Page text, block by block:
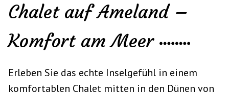
Chalet auf Ameland –
Komfort am Meer
Erleben Sie das echte Inselgefühl in einem
komfortablen Chalet mitten in den Dünen von